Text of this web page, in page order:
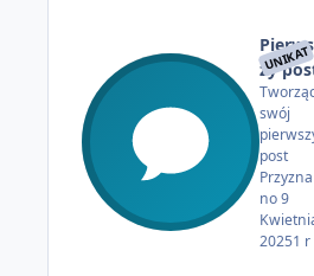
UNIKAT
Pierws
zy
swój
post
Przyzna
no9
20251 r